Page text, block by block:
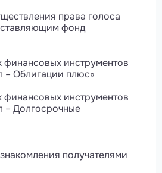
права голоса
фонд
инструментов
– Облигации плюс»
инструментов
– Долгосрочные
получателями